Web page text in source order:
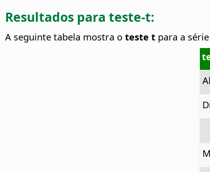
Resultados para teste-t:
A seguinte tabela mostra o teste t para a